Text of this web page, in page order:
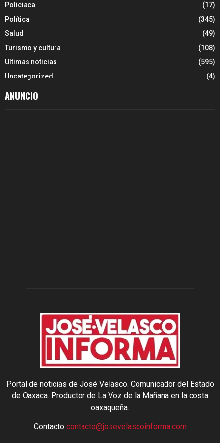
Policiaca
(17)
Política
(345)
Salud
(49)
Turismo y cultura
(108)
Ultimas noticias
(595)
Uncategorized
(4)
ANUNCIO
Portal de noticias de José Velasco. Comunicador del Estado
de Oaxaca. Productor de La Voz de la Mañana en la costa
oaxaqueña.
Contacto contacto@josevelascoinforma.com